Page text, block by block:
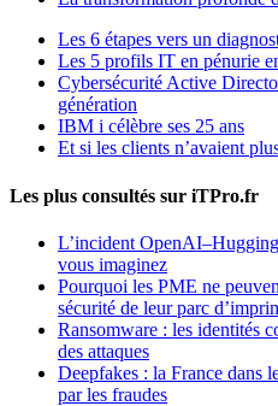
Les 6 étapes vers un
Les 5 profils IT en pénurie
Cybersécurité Active
génération
IBM i célèbre ses 25 ans
Et si les clients n’avaient
Les plus consultés sur iTPro.fr
L’incident
vous imaginez
Pourquoi les PME ne
sécurité de leur parc
Ransomware : les identités
des attaques
Deepfakes : la France dans
par les fraudes